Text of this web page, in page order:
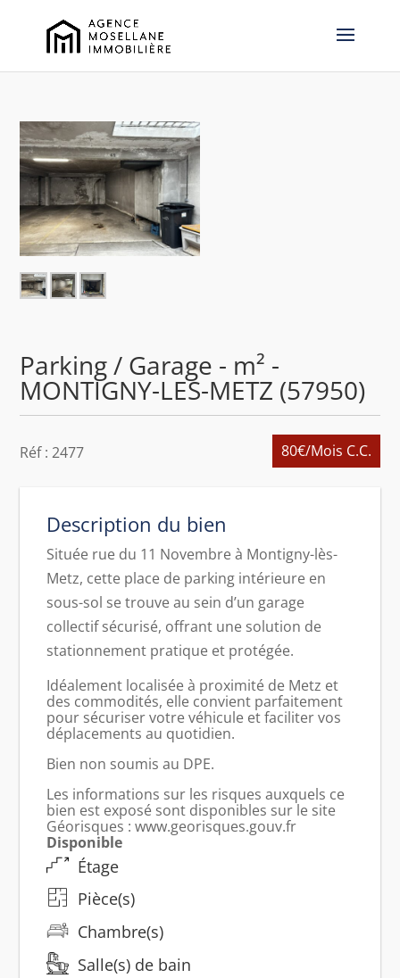
Parking / Garage - m² -
MONTIGNY-LES-METZ (57950)
80€/Mois C.C.
Réf : 2477
Description du bien
Située rue du 11 Novembre à Montigny-lès-
Metz, cette place de parking intérieure en
sous-sol se trouve au sein d’un garage
collectif sécurisé, offrant une solution de
stationnement pratique et protégée.
Idéalement localisée à proximité de Metz et
des commodités, elle convient parfaitement
pour sécuriser votre véhicule et faciliter vos
déplacements au quotidien.
Bien non soumis au DPE.
Les informations sur les risques auxquels ce
bien est exposé sont disponibles sur le site
Géorisques : www.georisques.gouv.fr
Disponible
Étage
Pièce(s)
Chambre(s)
Salle(s) de bain